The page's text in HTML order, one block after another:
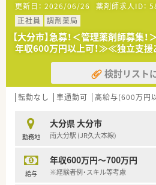
更新日： 2026/06/26 薬剤師求人ID：
正社員
調剤薬局
【大分市】急募！＜管理薬剤師募
年収600万円以上可！≫≪独立支援
検討リスト
転勤なし 車通勤可 高給与(600万円
勤務地
大分県 大分市
南大分駅 (JR久大本線)
給与
年収600万円～700万円
※経験者例・スキル等考慮